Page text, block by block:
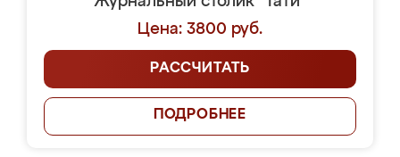
Цена: 3800 руб.
РАССЧИТАТЬ
ПОДРОБНЕЕ